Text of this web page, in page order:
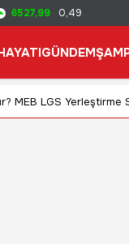
6527,99 0,49
GÜNDEM